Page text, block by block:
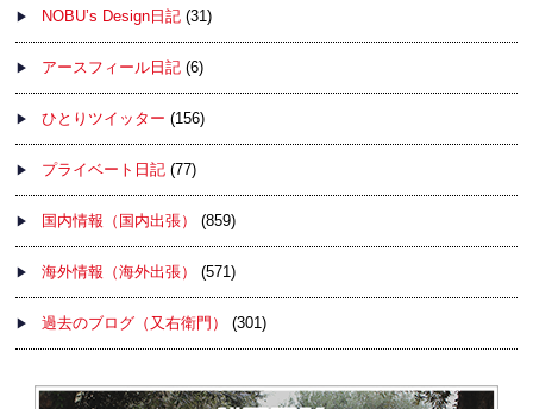
NOBU’s Design日記 (31)
アースフィール日記 (6)
ひとりツイッター (156)
プライベート日記 (77)
国内情報（国内出張） (859)
海外情報（海外出張） (571)
過去のブログ（又右衛門） (301)